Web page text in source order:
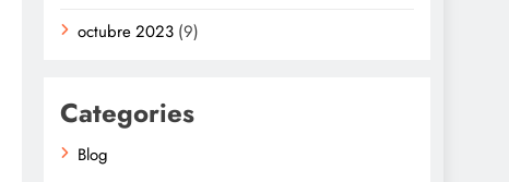
octubre 2023 (9)
Categories
Blog